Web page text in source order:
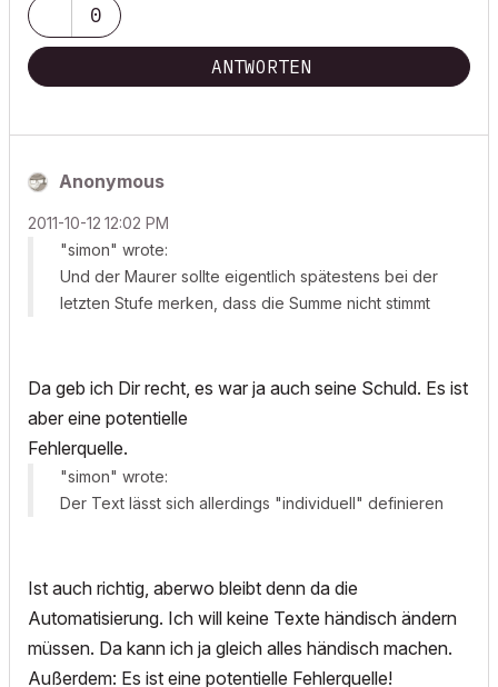
0
ANTWORTEN
Anonymous
‎2011-10-12 12:02 PM
"simon" wrote:
Und der Maurer sollte eigentlich spätestens bei der
letzten Stufe merken, dass die Summe nicht stimmt
Da geb ich Dir recht, es war ja auch seine Schuld. Es ist
aber eine potentielle
Fehlerquelle.
"simon" wrote:
Der Text lässt sich allerdings "individuell" definieren
Ist auch richtig, aberwo bleibt denn da die
Automatisierung. Ich will keine Texte händisch ändern
müssen. Da kann ich ja gleich alles händisch machen.
Außerdem: Es ist eine potentielle Fehlerquelle!